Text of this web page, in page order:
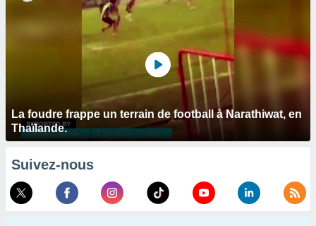
La foudre frappe un terrain de football à Narathiwat, en
Thaïlande.
Suivez-nous